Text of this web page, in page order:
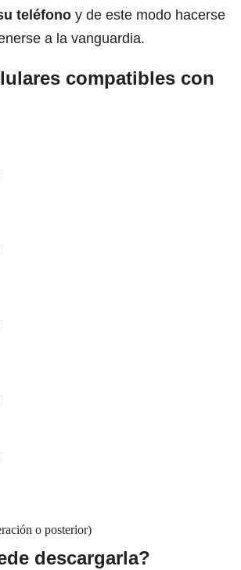
teléfono y de este modo hacerse
a la vanguardia.
compatibles con
o posterior)
descargarla?